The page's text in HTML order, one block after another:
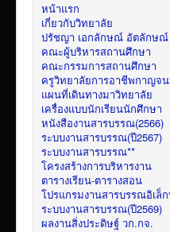
หน้าแรก
เกี่ยวกับวิทยาลัย
ปรัชญา เอกลักษณ์ อัตลักษณ์
คณะผู้บริหารสถานศึกษา
คณะกรรมการสถานศึกษา
ครูวิทยาลัยการอาชีพกาญจ
แผนที่เดินทางมาวิทยาลัย
เครื่องแบบนักเรียนนักศึกษา
หนังสืองานสารบรรณ(2566)
ระบบงานสารบรรณ(ปี2567)
ระบบงานสารบรรณ**
โครงสร้างการบริหารงาน
ตารางเรียน-ตารางสอน
โปรแกรมงานสารบรรณอิเล็
ระบบงานสารบรรณ(ปี2569)
ผลงานสิ่งประดิษฐ์ วก.กจ.